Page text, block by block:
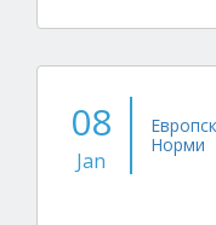
08
Jan
Норми